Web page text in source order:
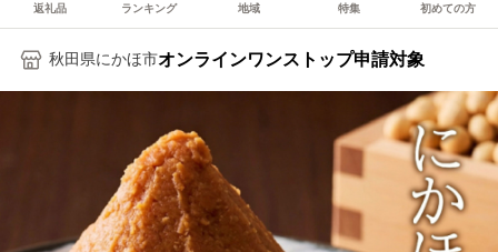
返礼品 ランキング 地域 特集 初めての方
秋田県にかほ市オンラインワンストップ申請対象